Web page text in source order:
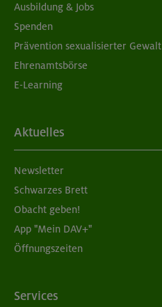
Ausbildung & Jobs
Spenden
Prävention sexualisierter Gewalt
Ehrenamtsbörse
E-Learning
Aktuelles
Newsletter
Schwarzes Brett
Obacht geben!
App "Mein DAV+"
Öffnungszeiten
Services